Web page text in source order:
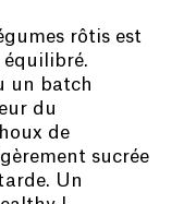
rôtis est
un batch
du
de
sucrée
Un